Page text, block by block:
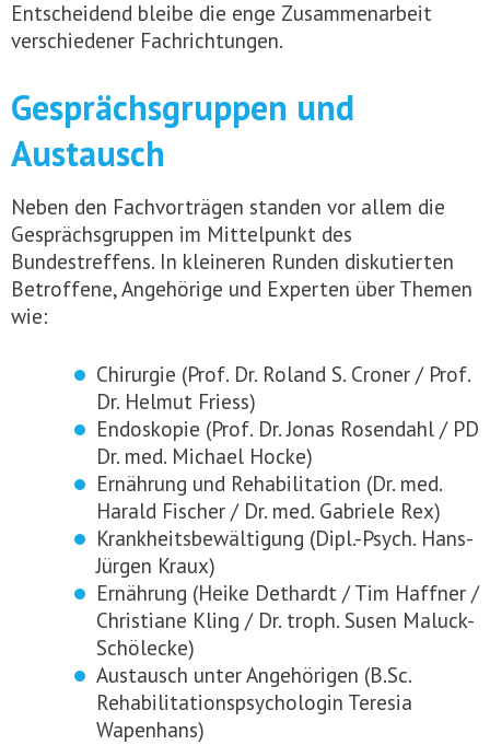
Entscheidend bleibe die enge Zusammenarbeit
verschiedener Fachrichtungen.
Gesprächsgruppen und
Austausch
Neben den Fachvorträgen standen vor allem die
Gesprächsgruppen im Mittelpunkt des
Bundestreffens. In kleineren Runden diskutierten
Betroffene, Angehörige und Experten über Themen
wie:
Chirurgie (Prof. Dr. Roland S. Croner / Prof.
Dr. Helmut Friess)
Endoskopie (Prof. Dr. Jonas Rosendahl / PD
Dr. med. Michael Hocke)
Ernährung und Rehabilitation (Dr. med.
Harald Fischer / Dr. med. Gabriele Rex)
Krankheitsbewältigung (Dipl.-Psych. Hans-
Jürgen Kraux)
Ernährung (Heike Dethardt / Tim Haffner /
Christiane Kling / Dr. troph. Susen Maluck-
Schölecke)
Austausch unter Angehörigen (B.Sc.
Rehabilitationspsychologin Teresia
Wapenhans)